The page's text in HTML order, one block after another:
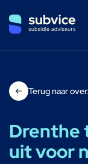
Terug naar
Drenthe
uit voor